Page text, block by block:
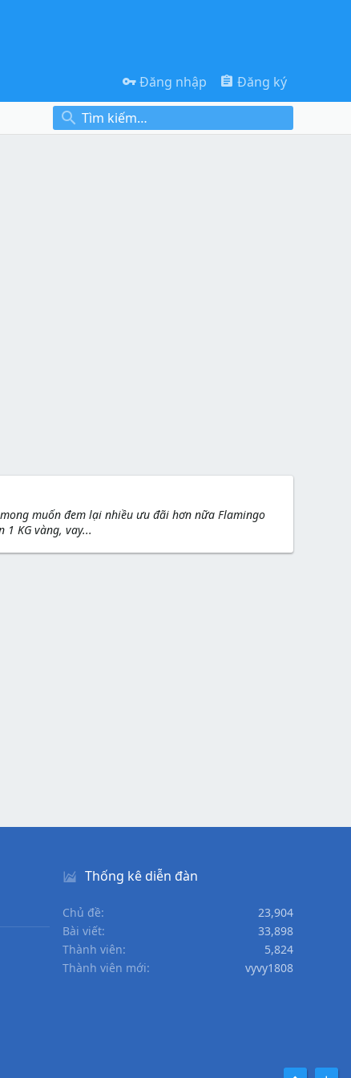
Đăng nhập Đăng ký
muốn đem lại nhiều ưu đãi hơn nữa Flamingo
KG vàng, vay...
Thống kê diễn đàn
Chủ đề
23,904
Bài viết
33,898
Thành viên
5,824
Thành viên mới
vyvy1808